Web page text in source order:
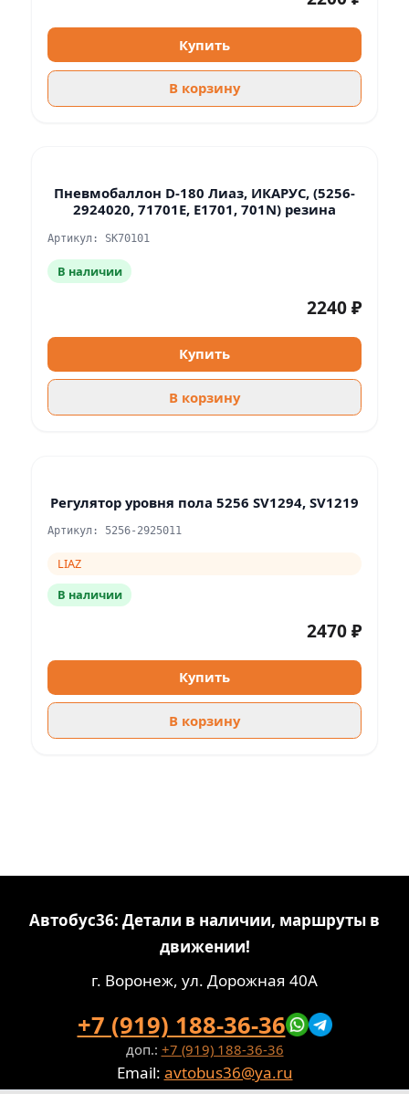
Купить
В корзину
Пневмобаллон D-180 Лиаз, ИКАРУС, (5256-
2924020, 71701E, E1701, 701N) резина
Артикул: SK70101
В наличии
2240 ₽
Купить
В корзину
Регулятор уровня пола 5256 SV1294, SV1219
Артикул: 5256-2925011
LIAZ
В наличии
2470 ₽
Купить
В корзину
Автобус36: Детали в наличии, маршруты в
движении!
г. Воронеж, ул. Дорожная 40А
+7 (919) 188-36-36
доп.: +7 (919) 188-36-36
Email: avtobus36@ya.ru